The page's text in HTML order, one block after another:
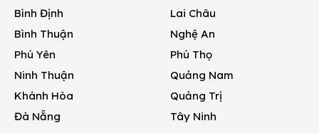
Bình Định
Bình Thuận
Phú Yên
Ninh Thuận
Khánh Hòa
Đà Nẵng
Lai Châu
Nghệ An
Phú Thọ
Quảng Nam
Quảng Trị
Tây Ninh